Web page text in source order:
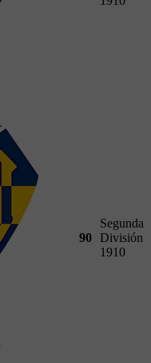
90
Segunda
División
1910